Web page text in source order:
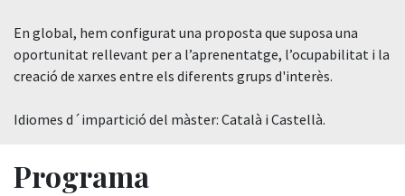
En global, hem configurat una proposta que suposa una
oportunitat rellevant per a l’aprenentatge, l’ocupabilitat i la
creació de xarxes entre els diferents grups d'interès.
Idiomes d´impartició del màster: Català i Castellà.
Programa